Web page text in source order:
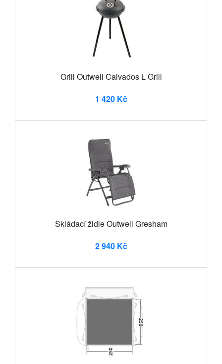
Grill Outwell Calvados L Grill
1 420 Kč
Skládací židle Outwell Gresham
2 940 Kč